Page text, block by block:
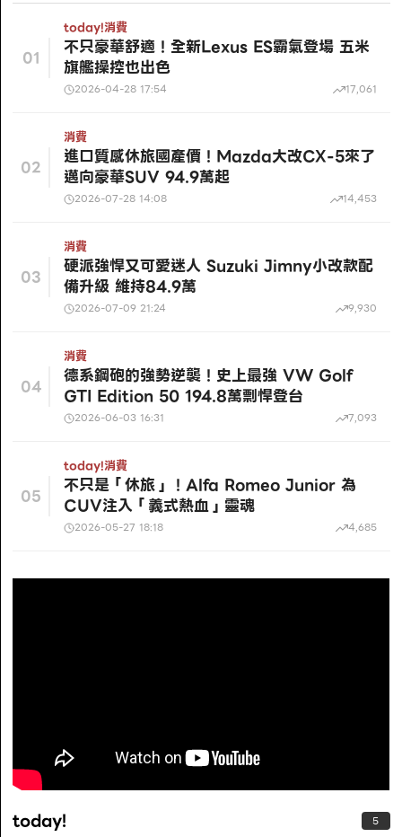
01
today!消費
不只豪華舒適！全新Lexus ES霸氣登場 五米
旗艦操控也出色
2026-04-28 17:54 17,061
02
消費
進口質感休旅國產價！Mazda大改CX-5來了
邁向豪華SUV 94.9萬起
2026-07-28 14:08 14,453
03
消費
硬派強悍又可愛迷人 Suzuki Jimny小改款配
備升級 維持84.9萬
2026-07-09 21:24 9,930
04
消費
德系鋼砲的強勢逆襲！史上最強 VW Golf
GTI Edition 50 194.8萬剽悍登台
2026-06-03 16:31 7,093
05
today!消費
不只是「休旅」！Alfa Romeo Junior 為
CUV注入「義式熱血」靈魂
2026-05-27 18:18 4,685
today! 5